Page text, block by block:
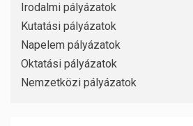
Irodalmi pályázatok
Kutatási pályázatok
Napelem pályázatok
Oktatási pályázatok
Nemzetközi pályázatok